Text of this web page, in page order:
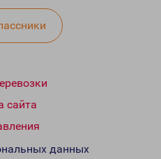
сайта
данных